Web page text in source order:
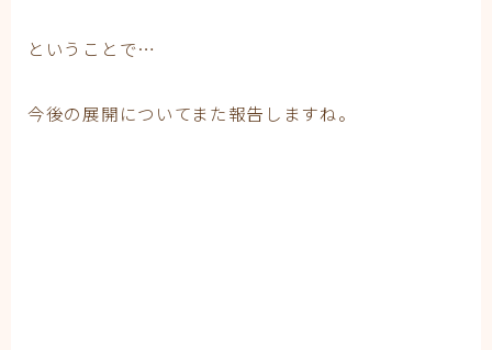
ということで…
今後の展開についてまた報告しますね。